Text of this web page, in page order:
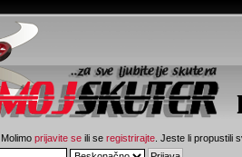
. Molimoprijavite se ili seregistrirajte . Jeste li propustili